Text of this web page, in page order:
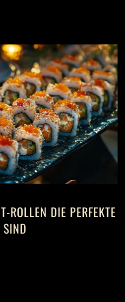
ROLLEN DIE PERFEKTE